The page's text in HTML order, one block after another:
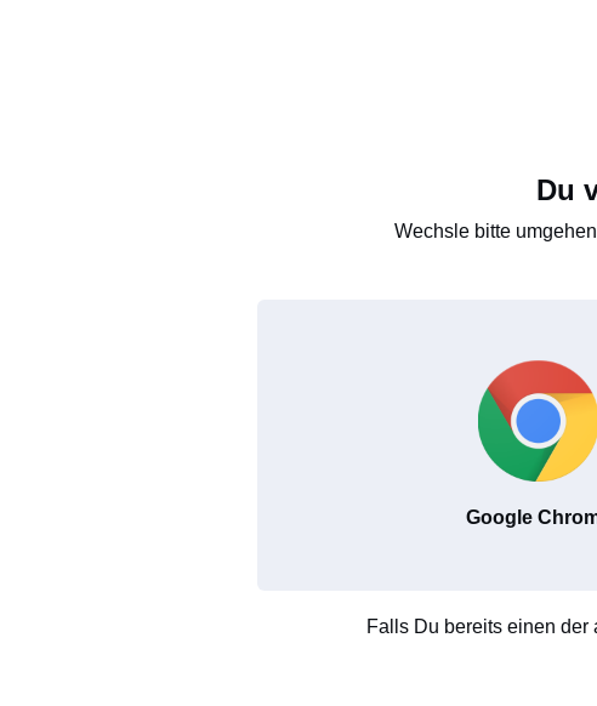
Du
Wechsle bitte
Google
Falls Du bereits einen der